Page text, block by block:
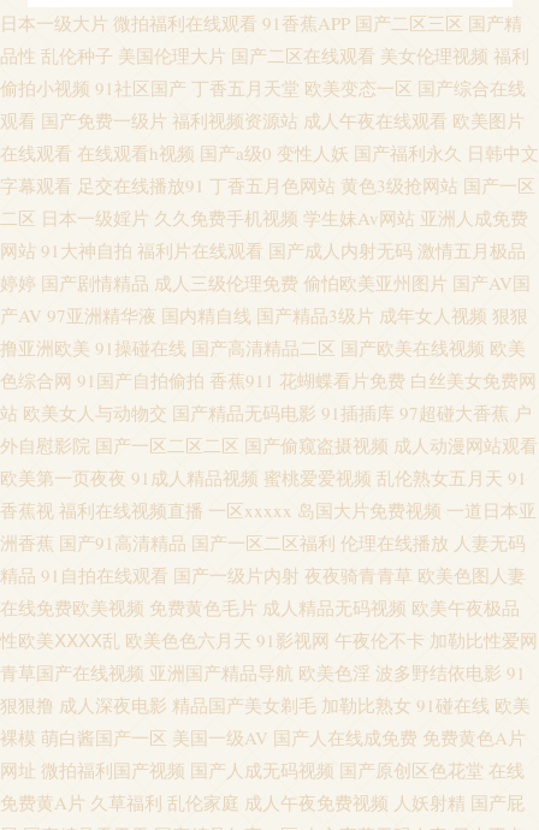
精品三级网站 91自产精品国 日韩欧美wwww 午夜激情普通户 亚洲色图偷拍
网 伊人综合影院AV 91香蕉草莓 AV限制级影院 成人性交 91精品123 免费在
线毛片 日韩黄色大片 超碰人人熟女 黄色小视频APP 深夜福利导航链接 影音
先锋亚洲色图 97涩在线资源网 韩国无码伦理 久操资源福利在线 欧美性爱主
站 伊人三级片 国产精品黄色网 老湿机成人网站 日韩AV打炮影院 91大香蕉伊
人 91网址黄w www久久人妻 国产精品情侣自拍 日本色情导航 瑟瑟视频网站
亚洲日韩资源 91亲99 不卡三区 成人片伊人 国产在线第一页 日韩无码A片 亚
州第一AZ 在线免费观看AV 91黄色网 a片avcom 成人日韩av网站 国产av自拍
清网 日日夜夜看毛片 69国精产品自偷 91久久久 97干在线视频 超碰在线人网
播放 国内成人在线 激情导航 精品3d动漫一区 欧美成人中文字幕 97国产se 久
久人国产 青娱乐av色导航 瑟瑟瑟瑟无码97 五月丁香成人网 97精品国产 爱豆
传媒性爱影片 狠狠色伊人 欧亚一本视频 日日撸亚洲视频 91内操 AV网址在线
超碰大香蕉av 韩国aa免费视频 人人天天骑擦 影音先锋三级资源 97精品在线
日本一级大片 微拍福利在线观看 91香蕉APP 国产二区三区 国产精
品性 乱伦种子 美国伦理大片 国产二区在线观看 美女伦理视频 福利
偷拍小视频 91社区国产 丁香五月天堂 欧美变态一区 国产综合在线
观看 国产免费一级片 福利视频资源站 成人午夜在线观看 欧美图片
在线观看 在线观看h视频 国产a级0 变性人妖 国产福利永久 日韩中文
字幕观看 足交在线播放91 丁香五月色网站 黄色3级抢网站 国产一区
二区 日本一级婬片 久久免费手机视频 学生妹Av网站 亚洲人成免费
网站 91大神自拍 福利片在线观看 国产成人内射无码 激情五月极品
婷婷 国产剧情精品 成人三级伦理免费 偷怕欧美亚州图片 国产AV国
产AV 97亚洲精华液 国内精自线 国产精品3级片 成年女人视频 狠狠
撸亚洲欧美 91操碰在线 国产高清精品二区 国产欧美在线视频 欧美
色综合网 91国产自拍偷拍 香蕉911 花蝴蝶看片免费 白丝美女免费网
站 欧美女人与动物交 国产精品无码电影 91插插库 97超碰大香蕉 户
外自慰影院 国产一区二区二区 国产偷窥盗摄视频 成人动漫网站观看
欧美第一页夜夜 91成人精品视频 蜜桃爱爱视频 乱伦熟女五月天 91
香蕉视 福利在线视频直播 一区xxxxx 岛国大片免费视频 一道日本亚
洲香蕉 国产91高清精品 国产一区二区福利 伦理在线播放 人妻无码
精品 91自拍在线观看 国产一级片内射 夜夜骑青青草 欧美色图人妻
在线免费欧美视频 免费黄色毛片 成人精品无码视频 欧美午夜极品
性欧美ⅩⅩⅩⅩ乱 欧美色色六月天 91影视网 午夜伦不卡 加勒比性爱网
青草国产在线视频 亚洲国产精品导航 欧美色淫 波多野结依电影 91
狠狠撸 成人深夜电影 精品国产美女剃毛 加勒比熟女 91碰在线 欧美
裸模 萌白酱国产一区 美国一级AV 国产人在线成免费 免费黄色A片
网址 微拍福利国产视频 国产人成无码视频 国产原创区色花堂 在线
免费黄A片 久草福利 乱伦家庭 成人午夜免费视频 人妖射精 国产屁